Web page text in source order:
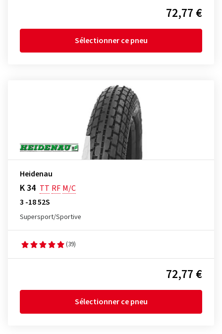
72,77 €
Sélectionner ce pneu
Heidenau
K 34 TT RF M/C
3 -18 52S
Supersport/Sportive
(39)
72,77 €
Sélectionner ce pneu